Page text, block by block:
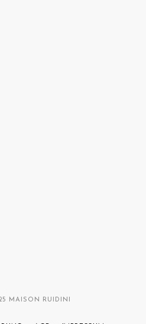
MAISON RUIDINI